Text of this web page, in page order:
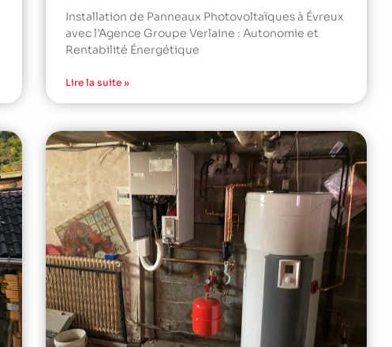
Installation de Panneaux Photovoltaïques à Évreux
avec l’Agence Groupe Verlaine : Autonomie et
Rentabilité Énergétique
Lire la suite »